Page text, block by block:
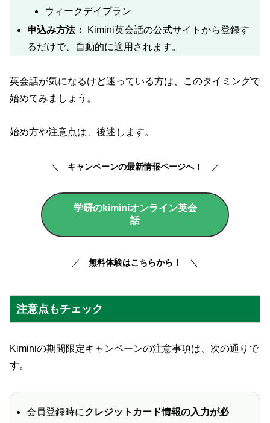
ウィークデイプラン
申込み方法：
Kimini英会話の公式サイトから登録す
るだけで、自動的に適用されます。
英会話が気になるけど迷っている方は、このタイミングで
始めてみましょう。
始め方や注意点は、後述します。
＼ キャンペーンの最新情報ページへ！ ／
学研のkiminiオンライン英会
話
／ 無料体験はこちらから！ ＼
注意点もチェック
Kiminiの期間限定キャンペーンの注意事項は、次の通りで
す。
会員登録時にクレジットカード情報の入力が必